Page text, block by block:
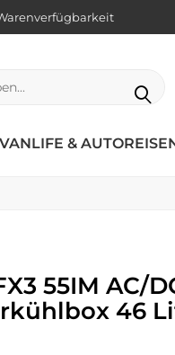
VANLIFE &
55IM AC/
46